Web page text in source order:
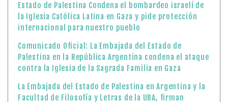
Estado de Palestina Condena el bombardeo israelí de
la Iglesia Católica Latina en Gaza y pide protección
internacional para nuestro pueblo
Comunicado Oficial: La Embajada del Estado de
Palestina en la República Argentina condena el ataque
contra la Iglesia de la Sagrada Familia en Gaza
La Embajada del Estado de Palestina en Argentina y la
Facultad de Filosofía y Letras de la UBA, firman